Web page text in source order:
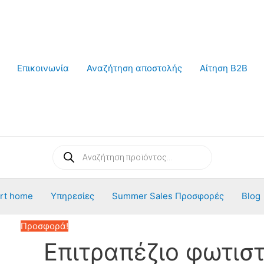
Επικοινωνία
Αναζήτηση αποστολής Αίτηση B2B
Products
search
home Υπηρεσίες Summer Sales Προσφορές Blog
Προσφορά!
Επιτραπέζιο